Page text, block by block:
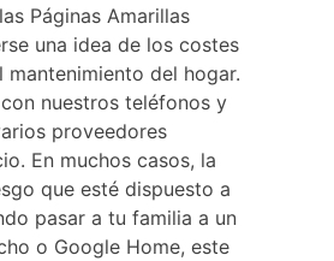
Páginas Amarillas
una idea de los costes
del hogar.
nuestros teléfonos y
proveedores
En muchos casos, la
que esté dispuesto a
pasar a tu familia a un
o Google Home, este